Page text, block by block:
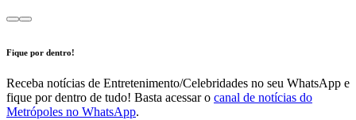
Fique por dentro!
Receba notícias de Entretenimento/Celebridades no seu WhatsApp e
fique por dentro de tudo! Basta acessar o canal de notícias do
Metrópoles no WhatsApp.